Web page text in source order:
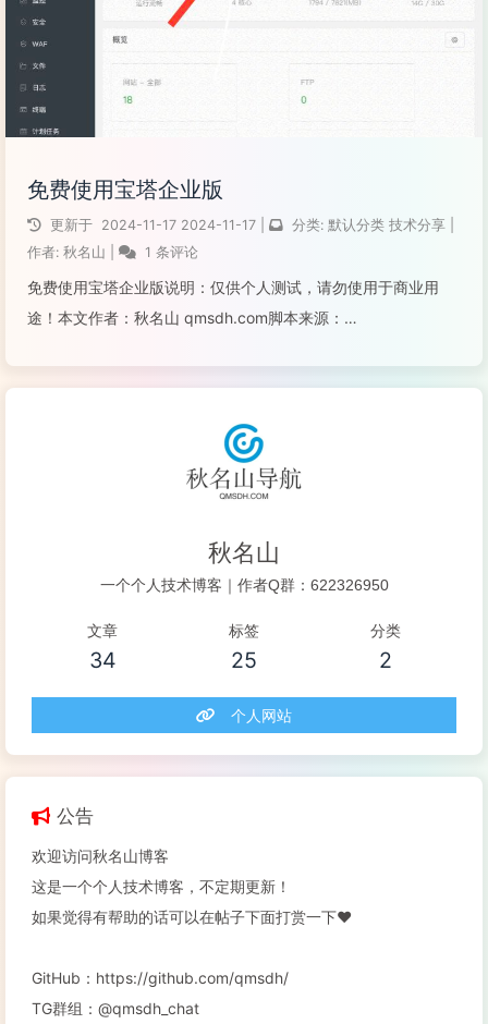
免费使用宝塔企业版
更新于 2024-11-17 2024-11-17 分类: 默认分类 技术分享
作者: 秋名山 1 条评论
免费使用宝塔企业版说明：仅供个人测试，请勿使用于商业用
途！本文作者：秋名山 qmsdh.com脚本来源：
秋名山
一个个人技术博客｜作者Q群：622326950
文章
34
标签
25
分类
2
个人网站
公告
欢迎访问秋名山博客
这是一个个人技术博客，不定期更新！
如果觉得有帮助的话可以在帖子下面打赏一下❤️
GitHub：https://github.com/qmsdh/
TG群组：@qmsdh_chat